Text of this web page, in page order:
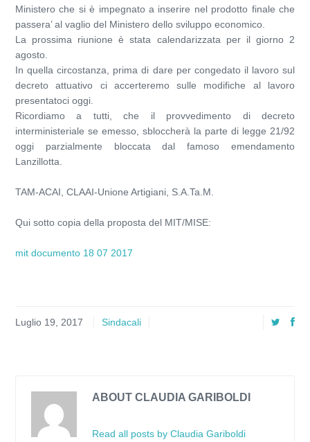
Ministero che si è impegnato a inserire nel prodotto finale che
passera’ al vaglio del Ministero dello sviluppo economico.
La prossima riunione è stata calendarizzata per il giorno 2
agosto.
In quella circostanza, prima di dare per congedato il lavoro sul
decreto attuativo ci accerteremo sulle modifiche al lavoro
presentatoci oggi.
Ricordiamo a tutti, che il provvedimento di decreto
interministeriale se emesso, sbloccherà la parte di legge 21/92
oggi parzialmente bloccata dal famoso emendamento
Lanzillotta.
TAM-ACAI, CLAAI-Unione Artigiani, S.A.Ta.M.
Qui sotto copia della proposta del MIT/MISE:
mit documento 18 07 2017
Luglio 19, 2017 Sindacali
ABOUT CLAUDIA GARIBOLDI
Read all posts by Claudia Gariboldi